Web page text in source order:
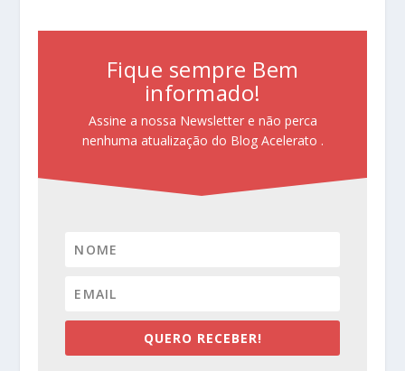
Fique sempre Bem
informado!
Assine a nossa Newsletter e não perca
nenhuma atualização do Blog Acelerato .
QUERO RECEBER!